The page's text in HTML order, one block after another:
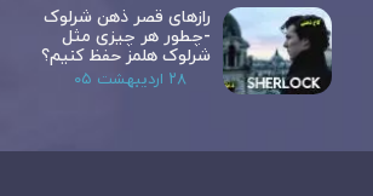
رازهای قصر ذهن شرلوک
-چطور هر چیزی مثل
شرلوک هلمز حفظ کنیم؟
۲۸ اردیبهشت ۰۵